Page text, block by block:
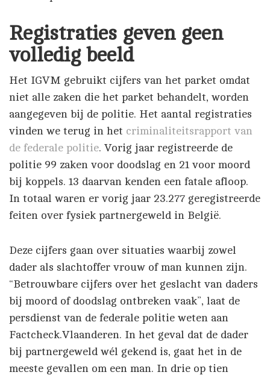
Registraties geven geen
volledig beeld
Het IGVM gebruikt cijfers van het parket omdat
niet alle zaken die het parket behandelt, worden
aangegeven bij de politie. Het aantal registraties
vinden we terug in het criminaliteitsrapport van
de federale politie. Vorig jaar registreerde de
politie 99 zaken voor doodslag en 21 voor moord
bij koppels. 13 daarvan kenden een fatale afloop.
In totaal waren er vorig jaar 23.277 geregistreerde
feiten over fysiek partnergeweld in België.
Deze cijfers gaan over situaties waarbij zowel
dader als slachtoffer vrouw of man kunnen zijn.
“Betrouwbare cijfers over het geslacht van daders
bij moord of doodslag ontbreken vaak”, laat de
persdienst van de federale politie weten aan
Factcheck.Vlaanderen. In het geval dat de dader
bij partnergeweld wél gekend is, gaat het in de
meeste gevallen om een man. In drie op tien